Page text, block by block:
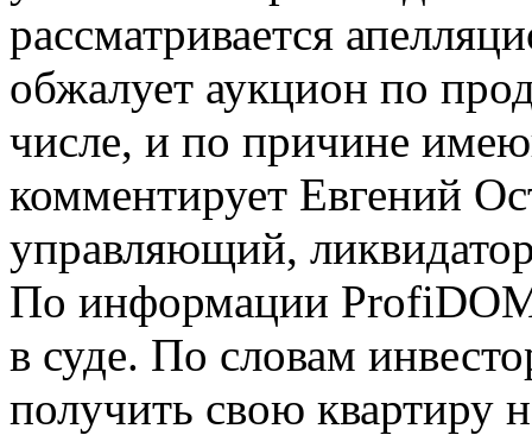
рассматривается
обжалует аукцион по
числе, и по причине
комментирует Евгений
управляющий,
По информации
в суде. По словам
получить свою квартиру